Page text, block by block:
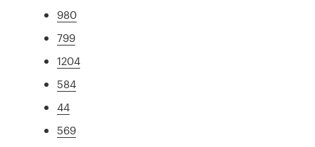
980
799
1204
584
44
569